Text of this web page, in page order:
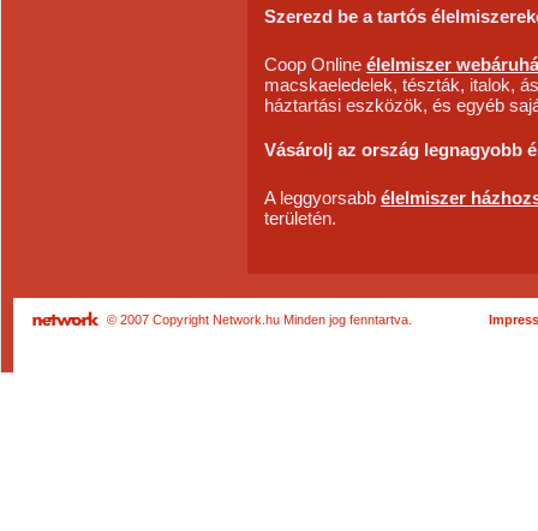
Szerezd be a tartós
Coop Online élelmiszer
macskaeledelek, tészták, italok,
háztartási eszközök, és egyéb
Vásárolj az ország legnagyobb
A leggyorsabb élelmiszer
területén.
© 2007 Copyright Network.hu Minden jog fenntartva.